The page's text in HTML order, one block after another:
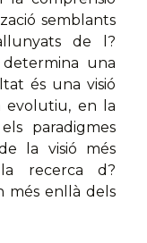
semblants
de l?
una
és una visió
evolutiu, en la
paradigmes
la visió més
recerca d?
més enllà dels